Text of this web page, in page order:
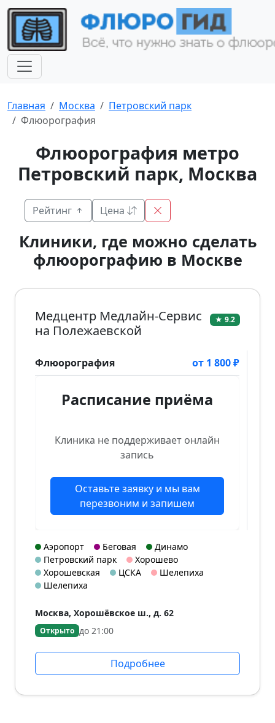
Главная Москва
Петровский парк
Флюорография
Флюорография метро
Петровский парк, Москва
Рейтинг Цена
Клиники, где можно сделать
флюорографию в Москве
Медцентр Медлайн-Сервис
на Полежаевской
★ 9.2
Флюорография от 1 800 ₽
Расписание приёма
Клиника не поддерживает онлайн
запись
Оставьте заявку и мы вам
перезвоним и запишем
Аэропорт Беговая
Динамо
Петровский парк
Хорошево
Хорошевская
ЦСКА
Шелепиха
Шелепиха
Москва, Хорошёвское ш., д. 62
Открыто до 21:00
Подробнее